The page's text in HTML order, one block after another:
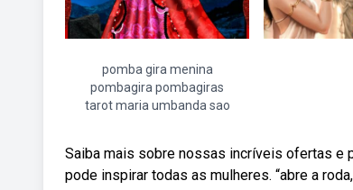
pomba gira menina
pombagira pombagiras
tarot maria umbanda sao
Saiba mais sobre nossas incríveis ofertas e
pode inspirar todas as mulheres. “abre a